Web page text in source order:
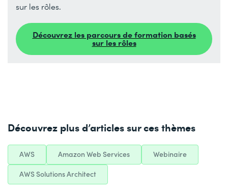
sur les rôles.
Découvrez les parcours de formation basés
sur les rôles
Découvrez plus d’articles sur ces thèmes
AWS Amazon Web Services Webinaire
AWS Solutions Architect